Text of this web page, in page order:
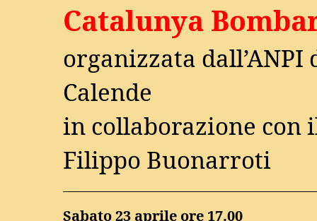
Catalunya
organizzata dall’ANPI
Calende
in collaborazione con
Filippo Buonarroti
Sabato 23 aprile ore 17.00